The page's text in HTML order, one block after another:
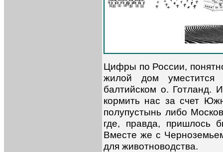
Цифры по России,
жилой дом
балтийском о. Готланд.
кормить нас за счет
полупустынь либо
где, правда, пришлось
Вместе же с
для животноводства.